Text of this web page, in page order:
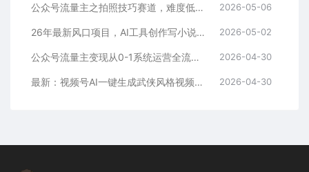
公众号流量主之拍照技巧赛道，难度低+流量大，起号第一篇就爆了10w阅读！ 2026-05-06
26年最新风口项目，AI工具创作写小说，轻松实现日入1000+ 2026-05-02
公众号流量主变现从0-1系统运营全流程讲解！ 2026-04-30
最新：视频号AI一键生成武侠风格视频，狂撸视频号分成收益，学完轻松日入1000+ 2026-04-30